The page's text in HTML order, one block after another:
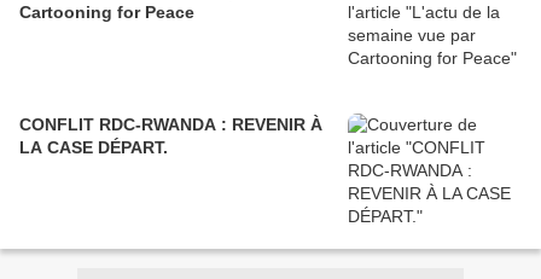
Cartooning for Peace
CONFLIT RDC-RWANDA : REVENIR À
LA CASE DÉPART.